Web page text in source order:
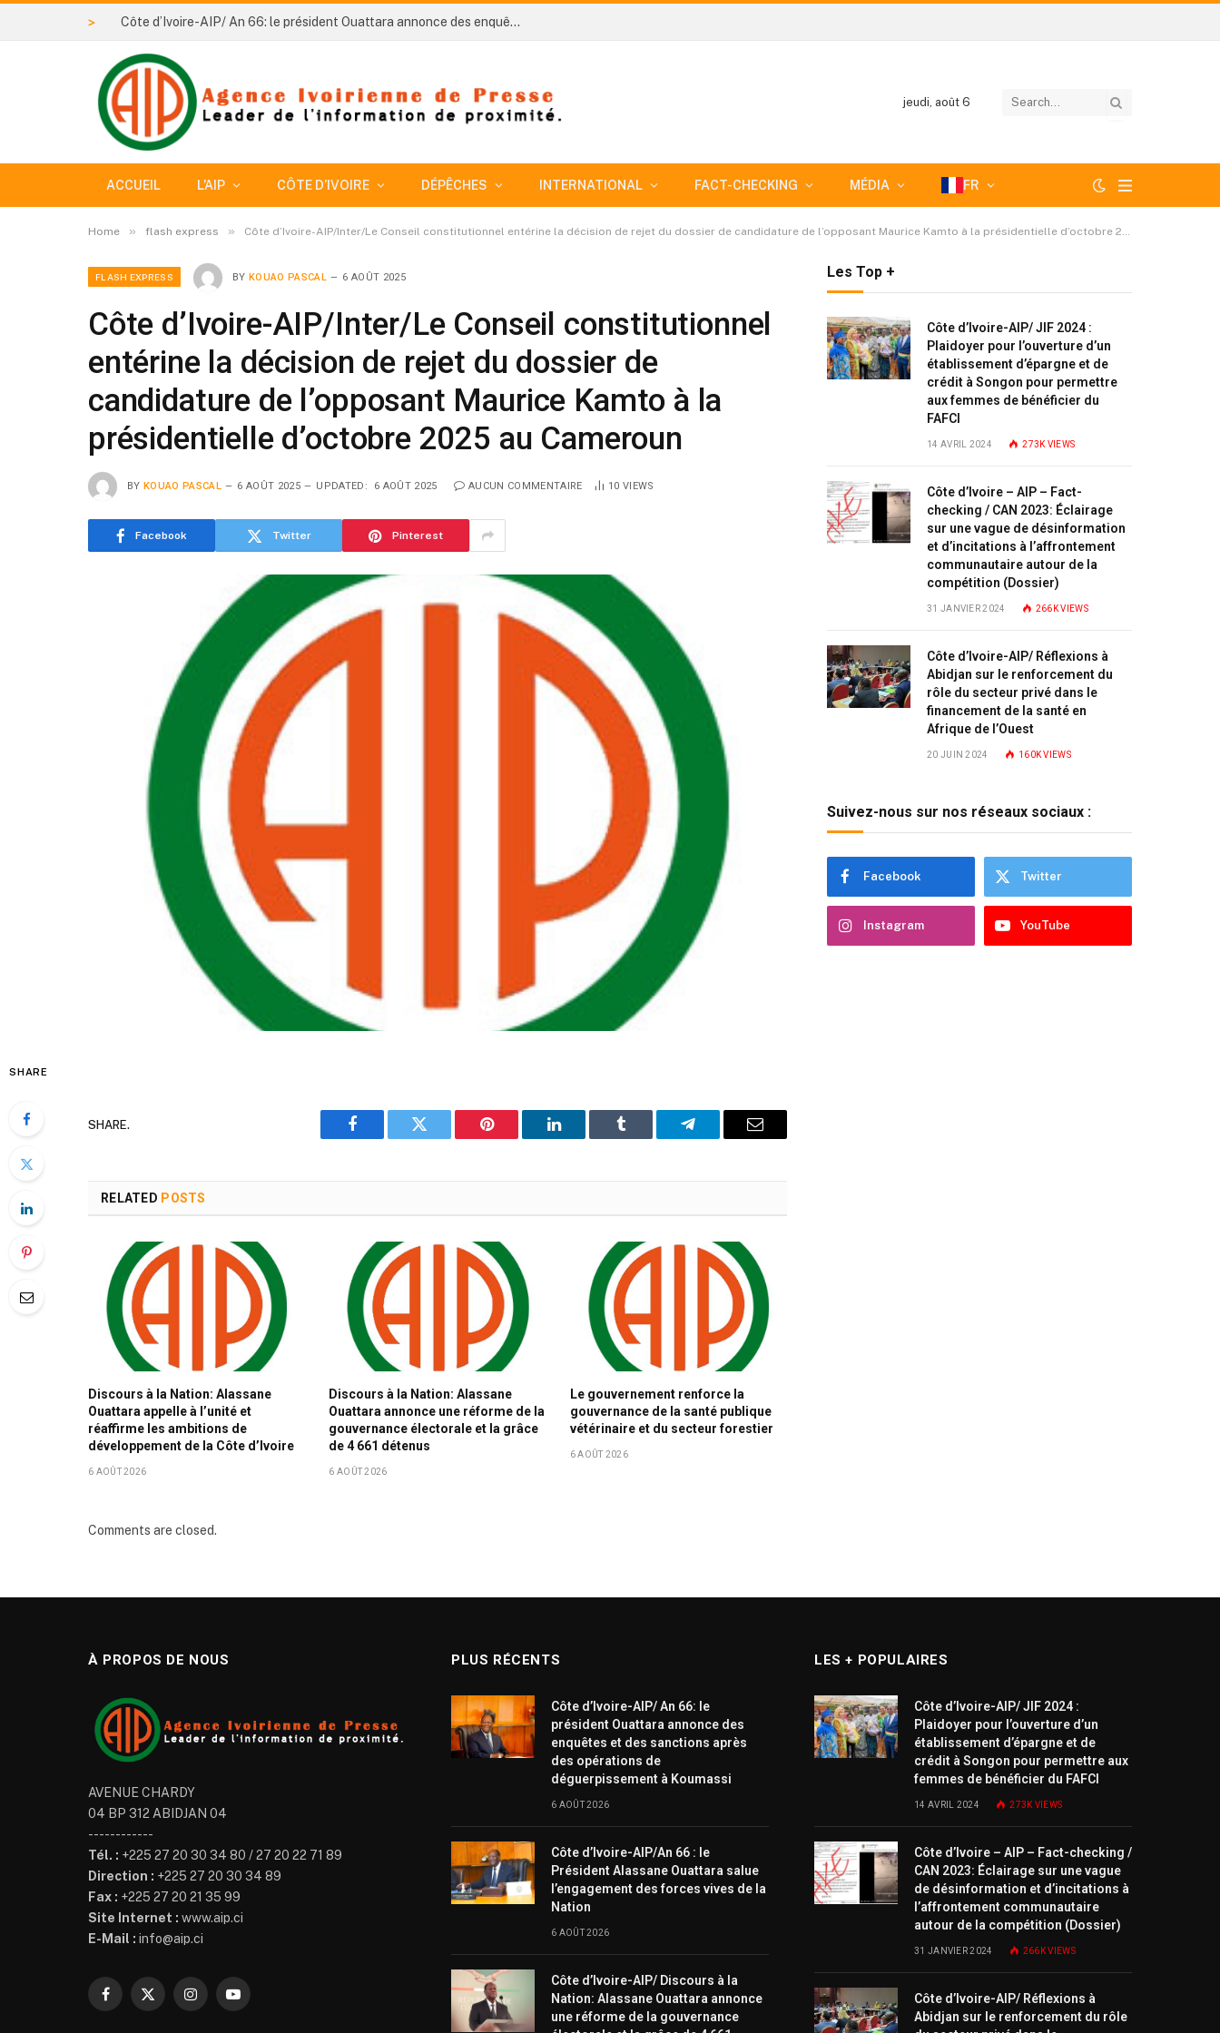
> Côte d’Ivoire-AIP/ An 66: le président Ouattara annonce des enquêtes et des sanctions après des opérations de déguerpissement à Koumassi
jeudi, août 6
ACCUEIL L’AIP CÔTE D’IVOIRE DÉPÊCHES INTERNATIONAL FACT-CHECKING MÉDIA FR
Home » flash express » Côte d’Ivoire-AIP/Inter/Le Conseil constitutionnel entérine la décision de rejet du dossier de candidature de l’opposant Maurice Kamto à la présidentielle d’octobre 2025 au Cameroun
FLASH EXPRESS BY KOUAO PASCAL 6 AOÛT 2025
Côte d’Ivoire-AIP/Inter/Le Conseil constitutionnel
entérine la décision de rejet du dossier de
candidature de l’opposant Maurice Kamto à la
présidentielle d’octobre 2025 au Cameroun
BY KOUAO PASCAL 6 AOÛT 2025 UPDATED: 6 AOÛT 2025 AUCUN COMMENTAIRE 10 VIEWS
Facebook Twitter Pinterest
SHARE
SHARE.
Facebook Twitter Pinterest LinkedIn Tumblr Telegram Email
RELATED POSTS
Discours à la Nation: Alassane
Ouattara appelle à l’unité et
réaffirme les ambitions de
développement de la Côte d’Ivoire
6 AOÛT 2026
Discours à la Nation: Alassane
Ouattara annonce une réforme de la
gouvernance électorale et la grâce
de 4 661 détenus
6 AOÛT 2026
Le gouvernement renforce la
gouvernance de la santé publique
vétérinaire et du secteur forestier
6 AOÛT 2026
Comments are closed.
Les Top +
Côte d’Ivoire-AIP/ JIF 2024 :
Plaidoyer pour l’ouverture d’un
établissement d’épargne et de
crédit à Songon pour permettre
aux femmes de bénéficier du
FAFCI
14 AVRIL 2024 273K VIEWS
Côte d’Ivoire – AIP – Fact-
checking / CAN 2023: Éclairage
sur une vague de désinformation
et d’incitations à l’affrontement
communautaire autour de la
compétition (Dossier)
31 JANVIER 2024 266KVIEWS
Côte d’Ivoire-AIP/ Réflexions à
Abidjan sur le renforcement du
rôle du secteur privé dans le
financement de la santé en
Afrique de l’Ouest
20 JUIN 2024 160KVIEWS
Suivez-nous sur nos réseaux sociaux :
Facebook Twitter
Instagram YouTube
À PROPOS DE NOUS
AVENUE CHARDY
04 BP 312 ABIDJAN 04
------------
Tél. : +225 27 20 30 34 80 / 27 20 22 71 89
Direction : +225 27 20 30 34 89
Fax : +225 27 20 21 35 99
Site Internet : www.aip.ci
E-Mail : info@aip.ci
Facebook
X
InstagramYouTube
PLUS RÉCENTS
Côte d’Ivoire-AIP/ An 66: le
président Ouattara annonce des
enquêtes et des sanctions après
des opérations de
déguerpissement à Koumassi
6 AOÛT 2026
Côte d’Ivoire-AIP/An 66 : le
Président Alassane Ouattara salue
l’engagement des forces vives de la
Nation
6 AOÛT 2026
Côte d’Ivoire-AIP/ Discours à la
Nation: Alassane Ouattara annonce
une réforme de la gouvernance
LES + POPULAIRES
Côte d’Ivoire-AIP/ JIF 2024 :
Plaidoyer pour l’ouverture d’un
établissement d’épargne et de
crédit à Songon pour permettre aux
femmes de bénéficier du FAFCI
14 AVRIL 2024 273K VIEWS
Côte d’Ivoire – AIP – Fact-checking /
CAN 2023: Éclairage sur une vague
de désinformation et d’incitations à
l’affrontement communautaire
autour de la compétition (Dossier)
31 JANVIER 2024 266KVIEWS
Côte d’Ivoire-AIP/ Réflexions à
Abidjan sur le renforcement du rôle